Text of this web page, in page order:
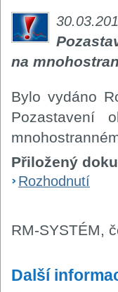
na
Bylo vydáno
Pozastavení
Přiložený
Rozhodnutí
RM-SYSTÉM,
Další